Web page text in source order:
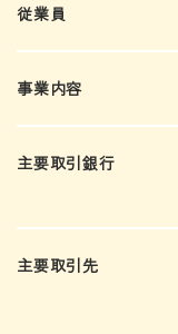
従業員
事業内容
主要取引銀行
主要取引先